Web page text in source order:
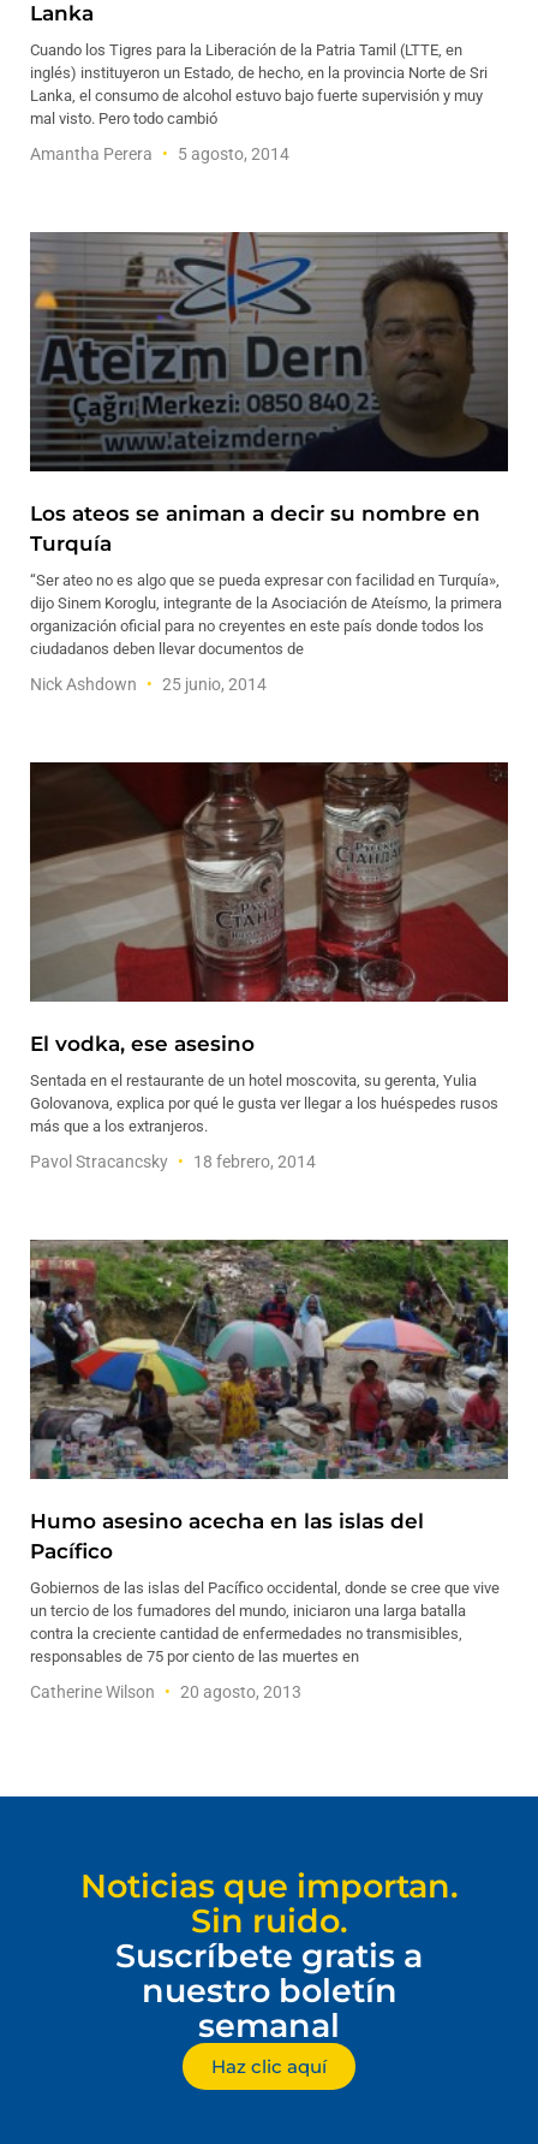
Lanka
Cuando los Tigres para la Liberación de la Patria Tamil (LTTE, en
inglés) instituyeron un Estado, de hecho, en la provincia Norte de Sri
Lanka, el consumo de alcohol estuvo bajo fuerte supervisión y muy
mal visto. Pero todo cambió
Amantha Perera 5 agosto, 2014
Los ateos se animan a decir su nombre en
Turquía
“Ser ateo no es algo que se pueda expresar con facilidad en Turquía»,
dijo Sinem Koroglu, integrante de la Asociación de Ateísmo, la primera
organización oficial para no creyentes en este país donde todos los
ciudadanos deben llevar documentos de
Nick Ashdown 25 junio, 2014
El vodka, ese asesino
Sentada en el restaurante de un hotel moscovita, su gerenta, Yulia
Golovanova, explica por qué le gusta ver llegar a los huéspedes rusos
más que a los extranjeros.
Pavol Stracancsky 18 febrero, 2014
Humo asesino acecha en las islas del
Pacífico
Gobiernos de las islas del Pacífico occidental, donde se cree que vive
un tercio de los fumadores del mundo, iniciaron una larga batalla
contra la creciente cantidad de enfermedades no transmisibles,
responsables de 75 por ciento de las muertes en
Catherine Wilson 20 agosto, 2013
Noticias que importan.
Sin ruido.
Suscríbete gratis a
nuestro boletín
semanal
Haz clic aquí